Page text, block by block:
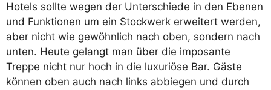
Hotels sollte wegen der Unterschiede in den Ebenen
und Funktionen um ein Stockwerk erweitert werden,
aber nicht wie gewöhnlich nach oben, sondern nach
unten. Heute gelangt man über die imposante
Treppe nicht nur hoch in die luxuriöse Bar. Gäste
können oben auch nach links abbiegen und durch